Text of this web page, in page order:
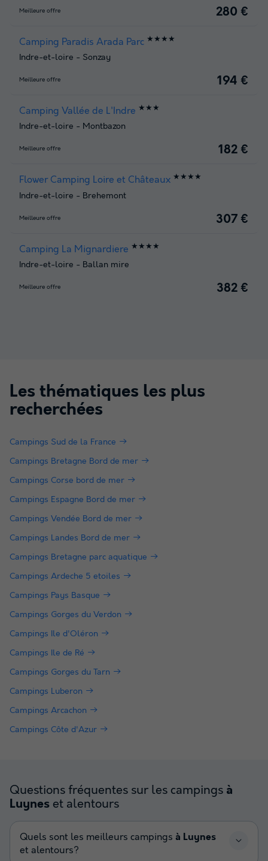
Meilleure offre 280 €
Camping Paradis Arada Parc ★★★★
Indre-et-loire - Sonzay
Meilleure offre 194 €
Camping Vallée de L'Indre ★★★
Indre-et-loire - Montbazon
Meilleure offre 182 €
Flower Camping Loire et Châteaux ★★★★
Indre-et-loire - Brehemont
Meilleure offre 307 €
Camping La Mignardiere ★★★★
Indre-et-loire - Ballan mire
Meilleure offre 382 €
Les thématiques les plus
recherchées
Campings Sud de la France
Campings Bretagne Bord de mer
Campings Corse bord de mer
Campings Espagne Bord de mer
Campings Vendée Bord de mer
Campings Landes Bord de mer
Campings Bretagne parc aquatique
Campings Ardeche 5 etoiles
Campings Pays Basque
Campings Gorges du Verdon
Campings Ile d'Oléron
Campings Ile de Ré
Campings Gorges du Tarn
Campings Luberon
Campings Arcachon
Campings Côte d'Azur
Questions fréquentes sur les campings à
Luynes et alentours
Quels sont les meilleurs campings à Luynes
et alentours?